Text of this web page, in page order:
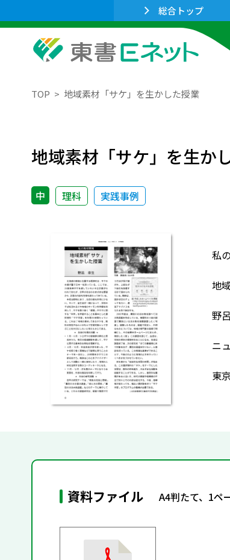
総合トップ
TOP 地域素材「サケ」を生かした授業
地域素材「サケ」を生か
中 理科 実践事例
私
地
野
ニ
東
資料ファイル A4判たて、1ペ